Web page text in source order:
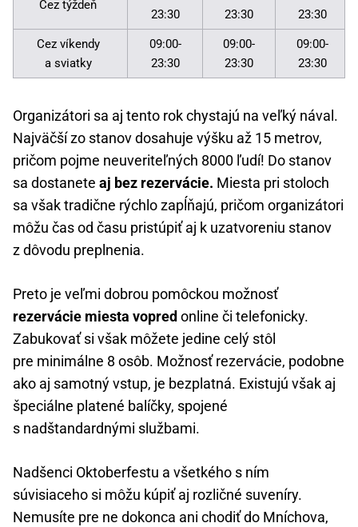
Cez týždeň
23:30
23:30
23:30
Cez víkendy
a sviatky
09:00-
23:30
09:00-
23:30
09:00-
23:30
Organizátori sa aj tento rok chystajú na veľký nával.
Najväčší zo stanov dosahuje výšku až 15 metrov,
pričom pojme neuveriteľných 8000 ľudí! Do stanov
sa dostanete aj bez rezervácie. Miesta pri stoloch
sa však tradične rýchlo zapĺňajú, pričom organizátori
môžu čas od času pristúpiť aj k uzatvoreniu stanov
z dôvodu preplnenia.
Preto je veľmi dobrou pomôckou možnosť
rezervácie miesta vopred online či telefonicky.
Zabukovať si však môžete jedine celý stôl
pre minimálne 8 osôb. Možnosť rezervácie, podobne
ako aj samotný vstup, je bezplatná. Existujú však aj
špeciálne platené balíčky, spojené
s nadštandardnými službami.
Nadšenci Oktoberfestu a všetkého s ním
súvisiaceho si môžu kúpiť aj rozličné suveníry.
Nemusíte pre ne dokonca ani chodiť do Mníchova,